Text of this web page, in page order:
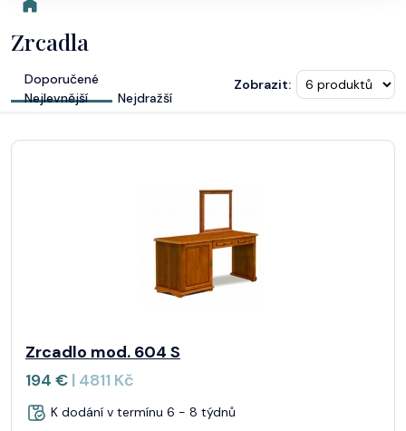
Zrcadla
Doporučené
Nejlevnější
Nejdražší
Zobrazit:
Zrcadlo mod. 604 S
194 € | 4811 Kč
K dodání v termínu 6 - 8 týdnů